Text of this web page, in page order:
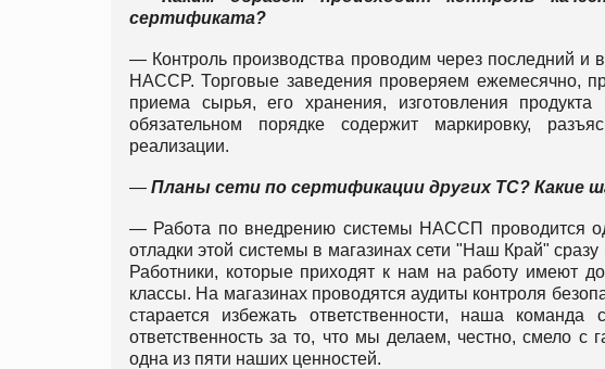
сертификата?
— Контроль производства проводим через последний и
HACCP. Торговые заведения проверяем ежемесячно,
приема сырья, его хранения, изготовления
обязательном порядке содержит маркировку,
реализации.
— Планы сети по сертификации других ТС? Какие
— Работа по внедрению системы НАССП проводится
отладки этой системы в магазинах сети "Наш Край"
Работники, которые приходят к нам на работу имеют
классы. На магазинах проводятся аудиты контроля
старается избежать ответственности, наша
ответственность за то, что мы делаем, честно, смело
одна из пяти наших ценностей.